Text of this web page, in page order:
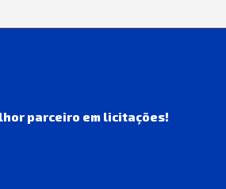
parceiro em licitações!